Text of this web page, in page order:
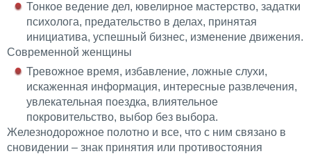
Тонкое ведение дел, ювелирное мастерство, задатки
психолога, предательство в делах, принятая
инициатива, успешный бизнес, изменение движения.
Современной женщины
Тревожное время, избавление, ложные слухи,
искаженная информация, интересные развлечения,
увлекательная поездка, влиятельное
покровительство, выбор без выбора.
Железнодорожное полотно и все, что с ним связано в
сновидении – знак принятия или противостояния